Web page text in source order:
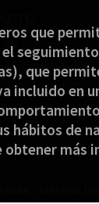
944 232 934
de contacto
que
que
incluido en
hábitos de
obtener más